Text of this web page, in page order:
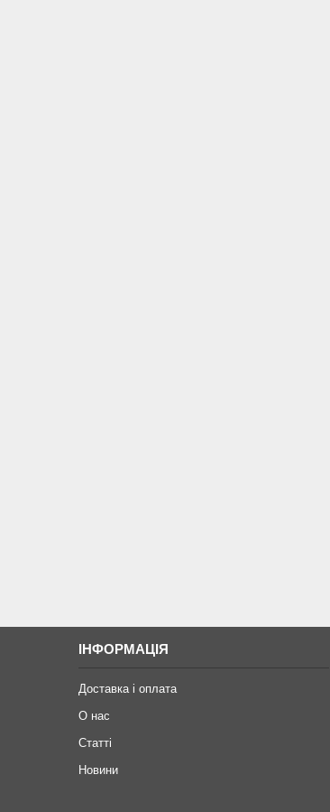
ІНФОРМАЦІЯ
Доставка і оплата
О нас
Статті
Новини